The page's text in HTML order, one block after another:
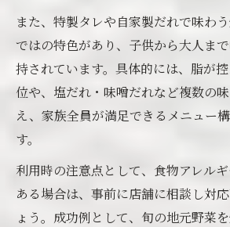
また、特製タレや自家製だれで味わ
ではの特色があり、子供から大人ま
持されています。具体的には、脂が
位や、塩だれ・味噌だれなど複数の
え、家族全員が満足できるメニュー
す。
利用時の注意点として、食物アレル
ある場合は、事前に店舗に相談し対
ょう。成功例として、旬の地元野菜